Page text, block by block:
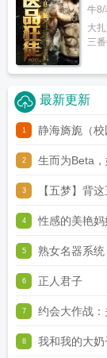
牛8/
大
三
最新更新
1 静海旖旎（校
2 生而为Beta
3 【五梦】背
4 性感的美艳妈
5 熟女名器系统
6 正人君子
7 约会大作战
8 我和我的大